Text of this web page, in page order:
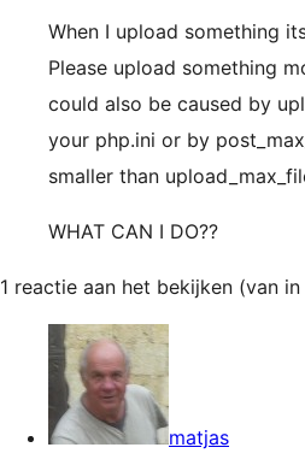
When I upload something
Please upload something
could also be caused by
your php.ini or by
smaller than
WHAT CAN I DO??
1 reactie aan het bekijken (van
matjas